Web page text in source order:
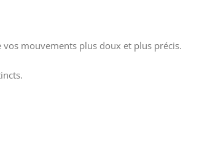
mouvements plus doux et plus précis.